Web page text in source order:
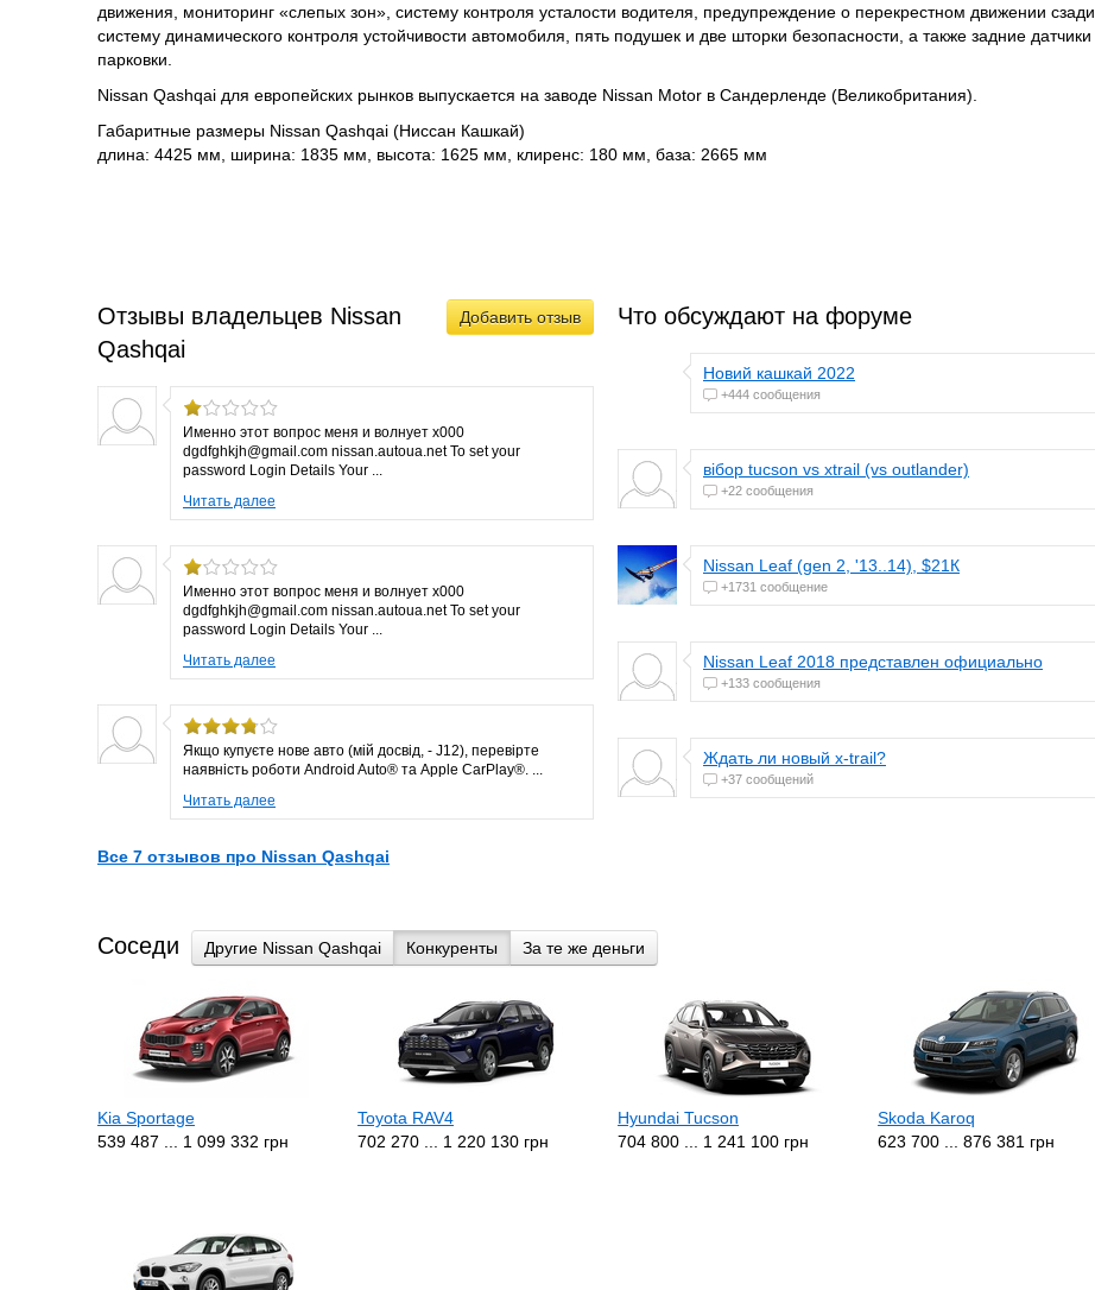
движения, мониторинг «слепых зон», систему контроля усталости водителя, предупреждение о перекрестном движении сзади,
систему динамического контроля устойчивости автомобиля, пять подушек и две шторки безопасности, а также задние датчики
парковки.
Nissan Qashqai для европейских рынков выпускается на заводе Nissan Motor в Сандерленде (Великобритания).
Габаритные размеры Nissan Qashqai (Ниссан Кашкай)
длина: 4425 мм, ширина: 1835 мм, высота: 1625 мм, клиренс: 180 мм, база: 2665 мм
Добавить отзыв
Отзывы владельцев Nissan
Qashqai
Именно этот вопрос меня и волнует x000
dgdfghkjh@gmail.com nissan.autoua.net To set your
password Login Details Your ...
Читать далее
Именно этот вопрос меня и волнует x000
dgdfghkjh@gmail.com nissan.autoua.net To set your
password Login Details Your ...
Читать далее
Якщо купуєте нове авто (мій досвід, - J12), перевірте
наявність роботи Android Auto® та Apple CarPlay®. ...
Читать далее
Все 7 отзывов про Nissan Qashqai
Что обсуждают на форуме
Новий кашкай 2022
+444 сообщения
вібор tucson vs xtrail (vs outlander)
+22 сообщения
Nissan Leaf (gen 2, '13..14), $21К
+1731 сообщение
Nissan Leaf 2018 представлен официально
+133 сообщения
Ждать ли новый x-trail?
+37 сообщений
Соседи Другие Nissan Qashqai Конкуренты За те же деньги
Kia Sportage
539 487 ... 1 099 332 грн
Toyota RAV4
702 270 ... 1 220 130 грн
Hyundai Tucson
704 800 ... 1 241 100 грн
Skoda Karoq
623 700 ... 876 381 грн